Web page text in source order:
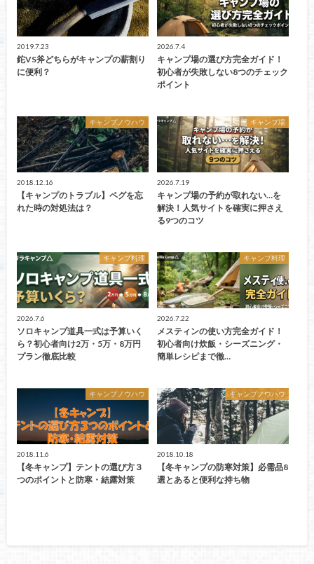
2019.7.23
鉈VS斧どちらがキャンプの薪割り
に便利？
2026.7.4
キャンプ場の選び方完全ガイド！
初心者が失敗しない8つのチェック
ポイント
キャンプノウハウ
2018.12.16
【キャンプのトラブル】ペグを忘
れた時の対処法は？
キャンプ場
2026.7.19
キャンプ場の予約が取れない…を
解決！人気サイトを確実に押さえ
る9つのコツ
キャンプ料理
2026.7.6
ソロキャンプ道具一式は予算いく
ら？初心者向け2万・5万・8万円
プラン徹底比較
キャンプ料理
2026.7.22
メスティンの使い方完全ガイド！
初心者向け炊飯・シーズニング・
簡単レシピまで徹…
キャンプノウハウ
2018.11.6
【冬キャンプ】テントの選び方３
つのポイントと防寒・結露対策
キャンプノウハウ
2018.10.18
【冬キャンプの防寒対策】必需品8
選とあると便利な持ち物